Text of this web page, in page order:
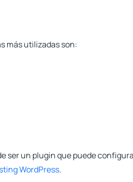
más utilizadas son:
ser un plugin que puede
WordPress.